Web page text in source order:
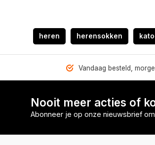
heren herensokken
Vandaag besteld,
Nooit meer acties of
Abonneer je op onze nieuwsbrief